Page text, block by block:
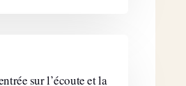
sur l’écoute et la